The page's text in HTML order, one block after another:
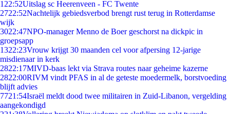
1 22:52Uitslag sc Heerenveen - FC Twente
2722:52Nachtelijk gebiedsverbod brengt rust terug in Rotterdamse
wijk
3022:47NPO-manager Menno de Boer geschorst na dickpic in
groepsapp
1322:23Vrouw krijgt 30 maanden cel voor afpersing 12-jarige
misdienaar in kerk
2822:17MIVD-baas lekt via Strava routes naar geheime kazerne
2822:00RIVM vindt PFAS in al de geteste moedermelk, borstvoeding
blijft advies
7721:54Israël meldt dood twee militairen in Zuid-Libanon, vergelding
aangekondigd